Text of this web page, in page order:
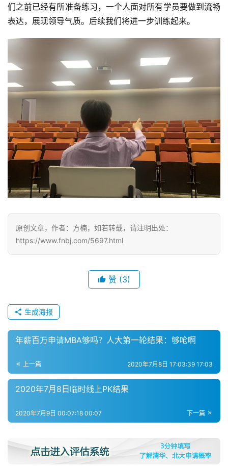
问
答
们之前已经有所准备练习，一个人面对所有学员要做到流畅
表达，展现领导气质。后续我们将进一步训练​起来。
原创文章，作者：方楠，如若转载，请注明出处：
https://www.fnbj.com/5697.html
赞 (3)
生成海报
年薪百万申请MBA够吗？人大第一轮结果：够呛啊
上一篇 2020年7月8日 17:03:39 17:03
2020年7月8日临时线上PK结果
下一篇
2020年7月9日 00:07:18 00:07